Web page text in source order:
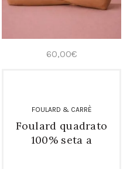
60,00€
FOULARD & CARRÈ
Foulard quadrato
100% seta a